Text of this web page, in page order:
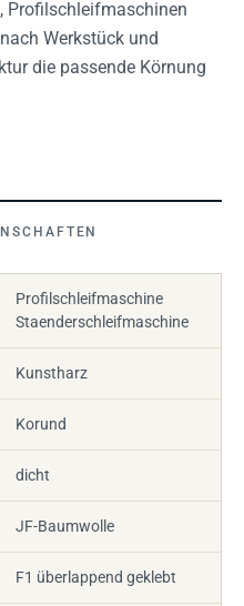
Profilschleifmaschinen
Werkstück und
die passende Körnung
Profilschleifmaschine
Staenderschleifmaschine
Kunstharz
Korund
dicht
JF-Baumwolle
F1 überlappend geklebt